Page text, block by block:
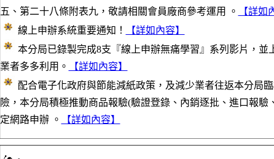
五、第二十八條附表九，敬請相關會員廠商參考運用 。
【詳如
線上申辦系統重要通知！
【詳如內容】
本分局已錄製完成8支『線上申辦無痛學習』系列影片，並
業者多多利用。
【詳如內容】
配合電子化政府與節能減紙政策，及減少業者往返本分局
險，本分局積極推動商品報驗(驗證登錄、內銷逐批、進口報驗
定網路申辦 。
【詳如內容】